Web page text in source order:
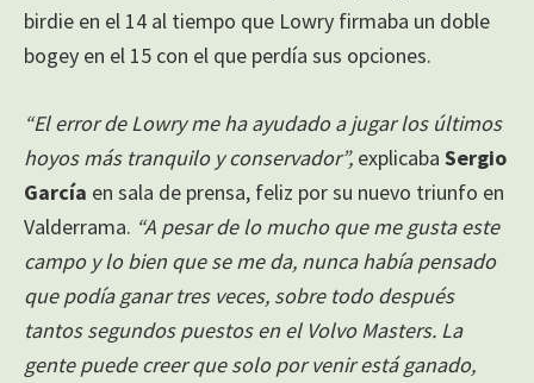
birdie en el 14 al tiempo que Lowry firmaba un doble
bogey en el 15 con el que perdía sus opciones.
“El error de Lowry me ha ayudado a jugar los últimos
hoyos más tranquilo y conservador”, explicaba Sergio
García en sala de prensa, feliz por su nuevo triunfo en
Valderrama. “A pesar de lo mucho que me gusta este
campo y lo bien que se me da, nunca había pensado
que podía ganar tres veces, sobre todo después
tantos segundos puestos en el Volvo Masters. La
gente puede creer que solo por venir está ganado,